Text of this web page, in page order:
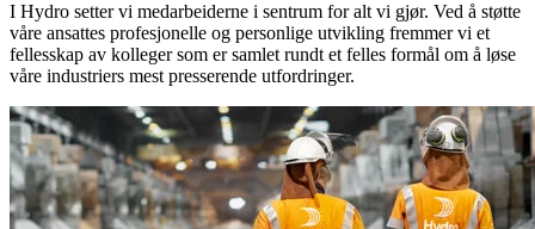
I Hydro setter vi medarbeiderne i sentrum for alt vi gjør. Ved å støtte
våre ansattes profesjonelle og personlige utvikling fremmer vi et
fellesskap av kolleger som er samlet rundt et felles formål om å løse
våre industriers mest presserende utfordringer.